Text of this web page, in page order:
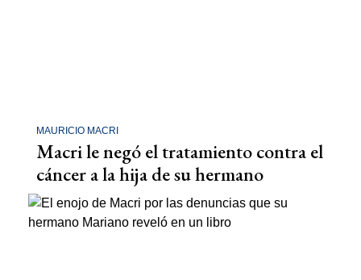
MAURICIO MACRI
Macri le negó el tratamiento contra el
cáncer a la hija de su hermano